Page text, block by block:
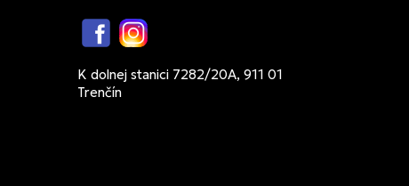
FacebookInstagram
K dolnej stanici 7282/20A, 911 01
Trenčín